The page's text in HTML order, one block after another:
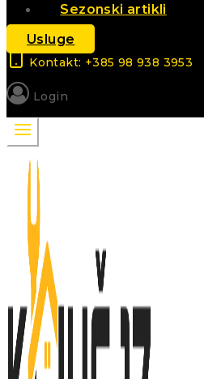
Sezonski artikli
Usluge
Kontakt: +385 98 938 3953
Login